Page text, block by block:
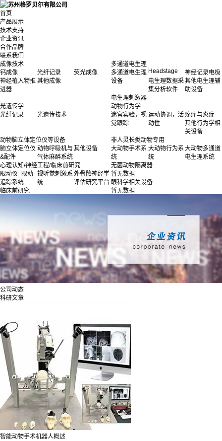
首页
产品展示
技术支持
企业资讯
合作品牌
联系我们
成像技术
钙成像
光纤记录
荧光成像
神经植入物推
进器
其他成像
多通道电生理
多通道电生理
设备
Headstage
神经记录电极
电生理数据采
集分析软件
其他电生理辅
助设备
电生理刺激器
光遗传学
光纤记录
光遗传技术
动物行为学
迷宫实验，视
觉跟踪
运动协调，活
动性
疼痛与炎症
其他行为学相
关设备
动物脑立体定位仪等设备
脑立体定位仪
&配件
动物呼吸机与
气体麻醉系统
其他设备
非人灵长类动物专用
大动物手术系
统
大动物行为系
统
大动物多通道
电生理系统
心理认知/神经工程/临床前研究
眼动仪_眼动
追踪系统
视听觉刺激系
统
外骨骼神经学
评估研究平台
临床前研究
无菌动物隔离器
暂无数据
眼科学相关设备
暂无数据
公司动态
科研文章
智能动物手术机器人概述